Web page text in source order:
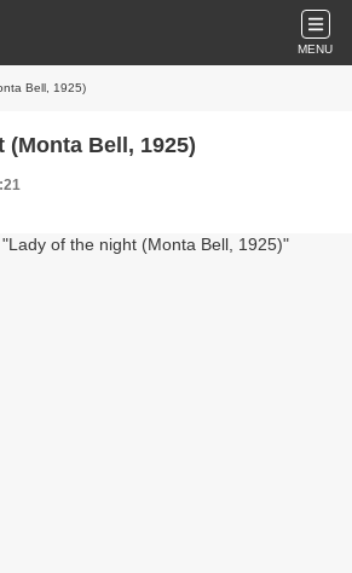
MENU
Bell, 1925)
Bell, 1925)